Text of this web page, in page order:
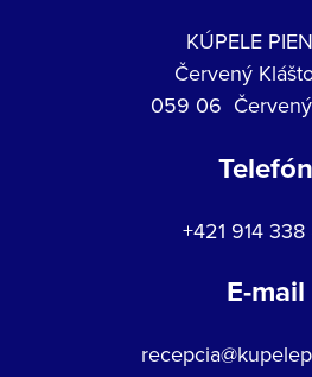
KÚPELE
Červený
059 06
Telefón
+421 914
E-mail